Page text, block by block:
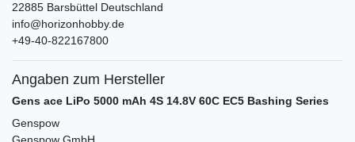
22885 Barsbüttel Deutschland
info@horizonhobby.de
+49-40-822167800
Angaben zum Hersteller
Gens ace LiPo 5000 mAh 4S 14.8V 60C EC5 Bashing Series
Genspow